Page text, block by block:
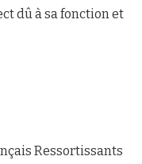
dû à sa fonction et
Ressortissants